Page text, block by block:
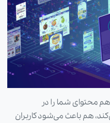
محتوای شما را در
هم باعث می‌شود کاربران